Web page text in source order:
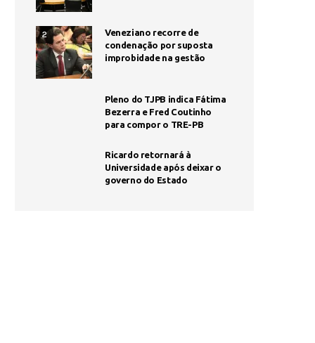
2
Veneziano recorre de
condenação por suposta
improbidade na gestão
Pleno do TJPB indica Fátima
Bezerra e Fred Coutinho
para compor o TRE-PB
Ricardo retornará à
Universidade após deixar o
governo do Estado